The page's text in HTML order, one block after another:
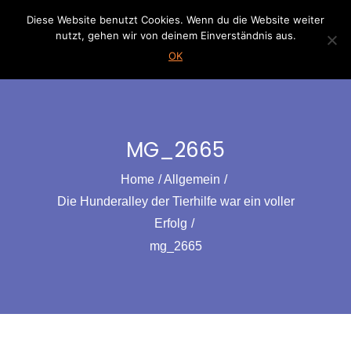
MG_2665
Home
Allgemein
Die Hunderalley der Tierhilfe war ein voller
Erfolg
mg_2665
Diese Website benutzt Cookies. Wenn du die Website weiter
nutzt, gehen wir von deinem Einverständnis aus.
OK